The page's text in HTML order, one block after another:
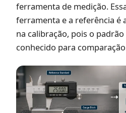
ferramenta de medição.
ferramenta e a referência é
na calibração, pois o
conhecido para